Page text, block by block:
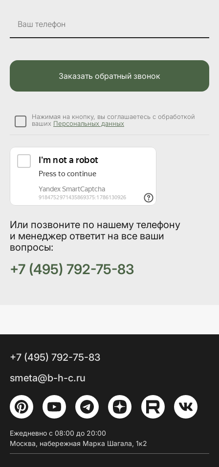
Или позвоните по нашему телефону
и менеджер ответит на все ваши
вопросы:
+7 (495) 792-75-83
Ваш телефон
Заказать обратный звонок
Нажимая на кнопку, вы соглашаетесь с обработкой
ваших Персональных данных
+7 (495) 792-75-83
smeta@b-h-c.ru
Ежедневно с 08:00 до 20:00
Москва, набережная Марка Шагала, 1к2